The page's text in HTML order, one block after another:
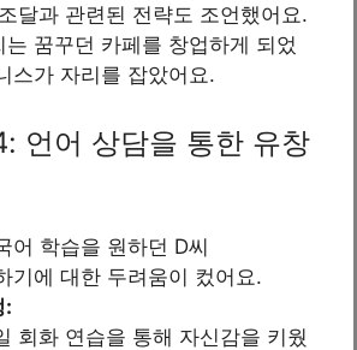
달과 관련된 전략도 조언했어요.
는 꿈꾸던 카페를 창업하게 되었
스가 자리를 잡았어요.
언어 상담을 통한 유창
어 학습을 원하던 D씨
기에 대한 두려움이 컸어요.
:
회화 연습을 통해 자신감을 키웠